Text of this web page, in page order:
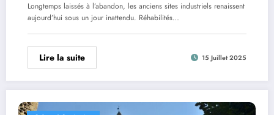
Longtemps laissés à l’abandon, les anciens sites industriels renaissent
aujourd’hui sous un jour inattendu. Réhabilités…
Lire la suite 15 Juillet 2025